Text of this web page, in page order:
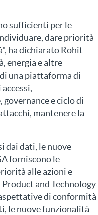
sufficienti per le
dare priorità
ha dichiarato Rohit
energia e altre
una piattaforma di
e ciclo di
mantenere la
dai dati, le nuove
forniscono le
alle azioni e
and Technology
di conformità
le nuove funzionalità